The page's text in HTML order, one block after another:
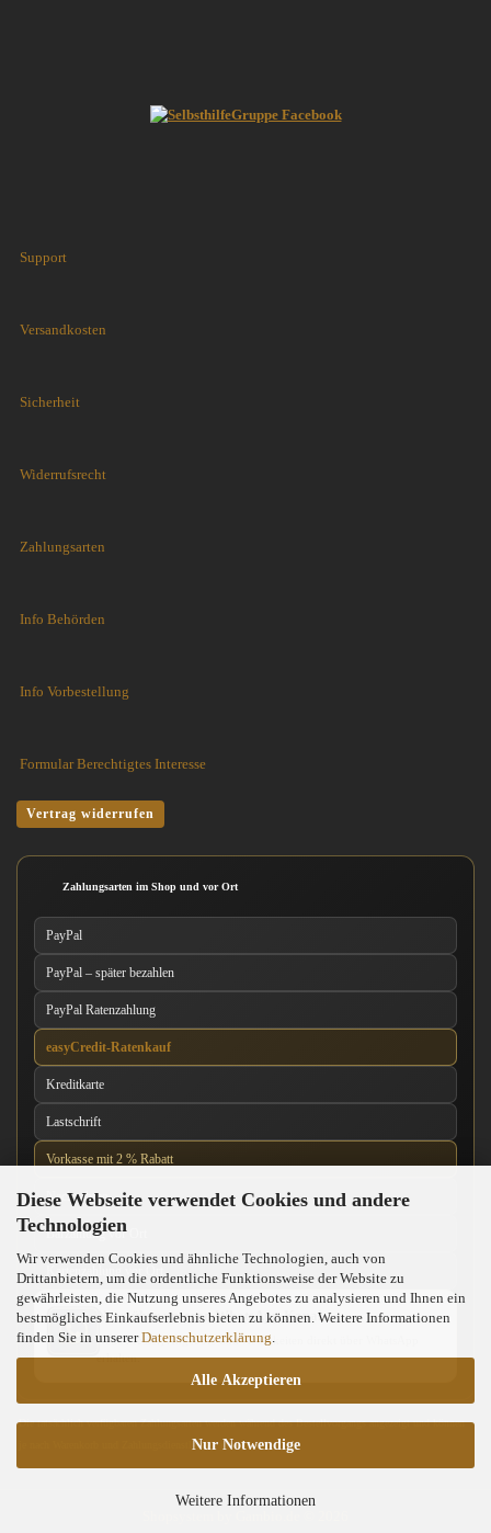
Diese Webseite verwendet Cookies und andere
Technologien
Wir verwenden Cookies und ähnliche Technologien, auch von
Drittanbietern, um die ordentliche Funktionsweise der Website zu
gewährleisten, die Nutzung unseres Angebotes zu analysieren und Ihnen ein
bestmögliches Einkaufserlebnis bieten zu können. Weitere Informationen
finden Sie in unsererDatenschutzerklärung
Alle Akzeptieren
Nur Notwendige
Weitere Informationen
Support
Versandkosten
Sicherheit
Widerrufsrecht
Zahlungsarten
Info Behörden
Info Vorbestellung
Formular Berechtigtes Interesse
Vertrag widerrufen
Zahlungsarten im Shop und vor Ort
PayPal
PayPal – später bezahlen
PayPal Ratenzahlung
easyCredit-Ratenkauf
Kreditkarte
Lastschrift
Vorkasse mit 2 % Rabatt
Nachnahme
Barzahlung vor Ort
Kartenzahlung vor Ort
News über unseren WhatsApp-Kanal
Neue Messer, Angebote und Neuigkeiten direkt über WhatsApp
erhalten.
Die tatsächlich verfügbaren Zahlungsarten werden während des Bestellvorgangs angezeigt und können
je nach Warenkorb und Zahlungsdienstleister abweichen.